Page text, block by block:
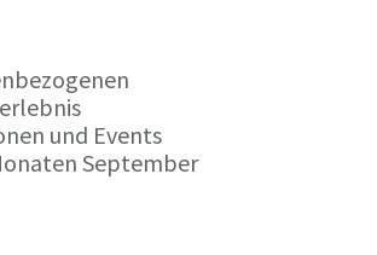
und Events
September